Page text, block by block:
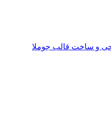
و ساخت قالب جوملا